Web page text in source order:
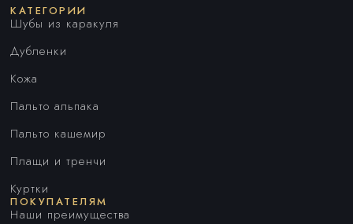
КАТЕГОРИИ
Шубы из каракуля
Дубленки
Кожа
Пальто альпака
Пальто кашемир
Плащи и тренчи
Куртки
ПОКУПАТЕЛЯМ
Наши преимущества